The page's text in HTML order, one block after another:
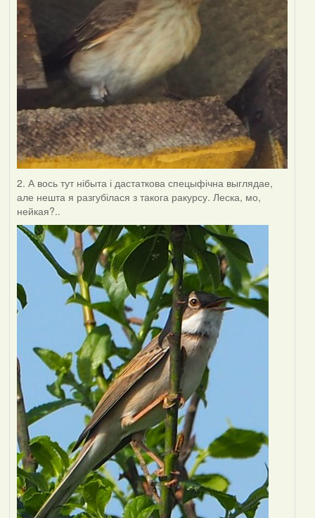
2. А вось тут нібыта і дастаткова спецыфічна выглядае,
але нешта я разгубілася з такога ракурсу. Леска, мо,
нейкая?..